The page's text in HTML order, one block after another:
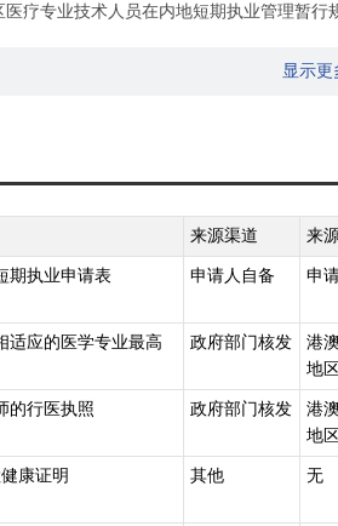
医疗专业技术人员在内地短期执业管理暂
显示更
来源渠道 来
期执业申请表 申请人自备 申
适应的医学专业最高
政府部门核发
港
地
的行医执照 政府部门核发
港
地
康证明 其他 无